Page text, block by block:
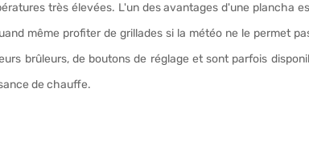
très élevées. L'un des avantages d'une plancha
même profiter de grillades si la météo ne le permet
brûleurs, de boutons de réglage et sont parfois
de chauffe.